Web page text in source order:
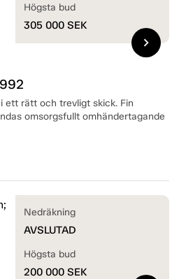
ett rätt och trevligt skick. Fin
omsorgsfullt omhändertagande
Högsta bud
305 000 SEK
chevron_right
Nedräkning
AVSLUTAD
Högsta bud
200 000 SEK